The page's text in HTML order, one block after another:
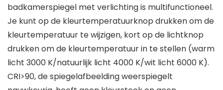
badkamerspiegel met verlichting is multifunctioneel.
Je kunt op de kleurtemperatuurknop drukken om de
kleurtemperatuur te wijzigen, kort op de lichtknop
drukken om de kleurtemperatuur in te stellen (warm
licht 3000 K/natuurlijk licht 4000 K/wit licht 6000 K).
CRI>90, de spiegelafbeelding weerspiegelt